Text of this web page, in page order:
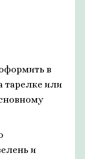
в
тарелке или
и